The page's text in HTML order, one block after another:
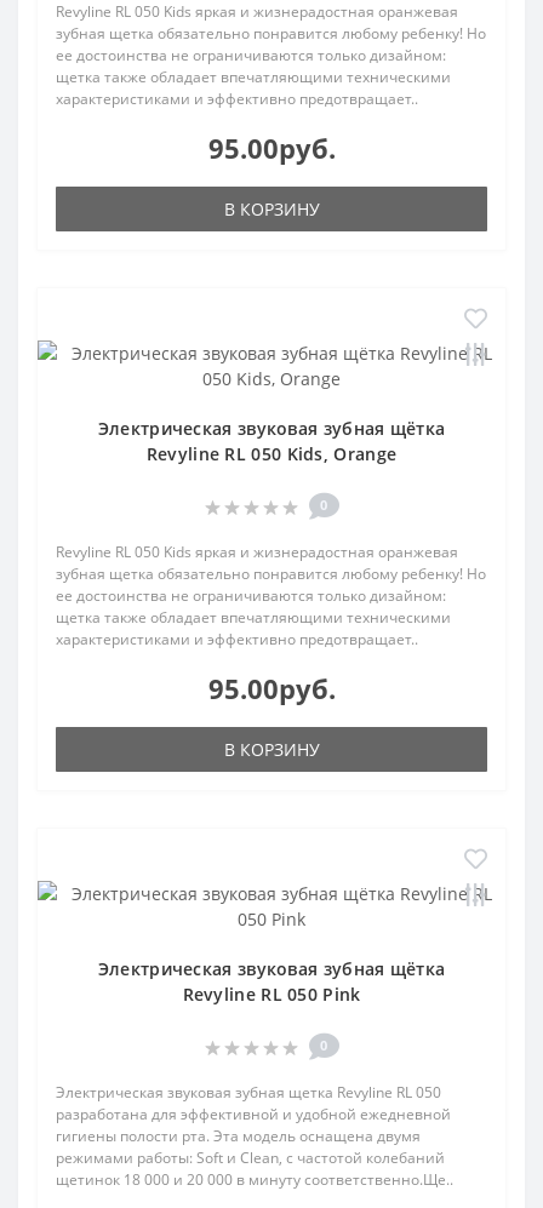
Revyline RL 050 Kids яркая и жизнерадостная оранжевая
зубная щетка обязательно понравится любому ребенку! Но
ее достоинства не ограничиваются только дизайном:
щетка также обладает впечатляющими техническими
характеристиками и эффективно предотвращает..
95.00руб.
В КОРЗИНУ
Электрическая звуковая зубная щётка
Revyline RL 050 Kids, Orange
0
Revyline RL 050 Kids яркая и жизнерадостная оранжевая
зубная щетка обязательно понравится любому ребенку! Но
ее достоинства не ограничиваются только дизайном:
щетка также обладает впечатляющими техническими
характеристиками и эффективно предотвращает..
95.00руб.
В КОРЗИНУ
Электрическая звуковая зубная щётка
Revyline RL 050 Pink
0
Электрическая звуковая зубная щетка Revyline RL 050
разработана для эффективной и удобной ежедневной
гигиены полости рта. Эта модель оснащена двумя
режимами работы: Soft и Clean, с частотой колебаний
щетинок 18 000 и 20 000 в минуту соответственно.Ще..